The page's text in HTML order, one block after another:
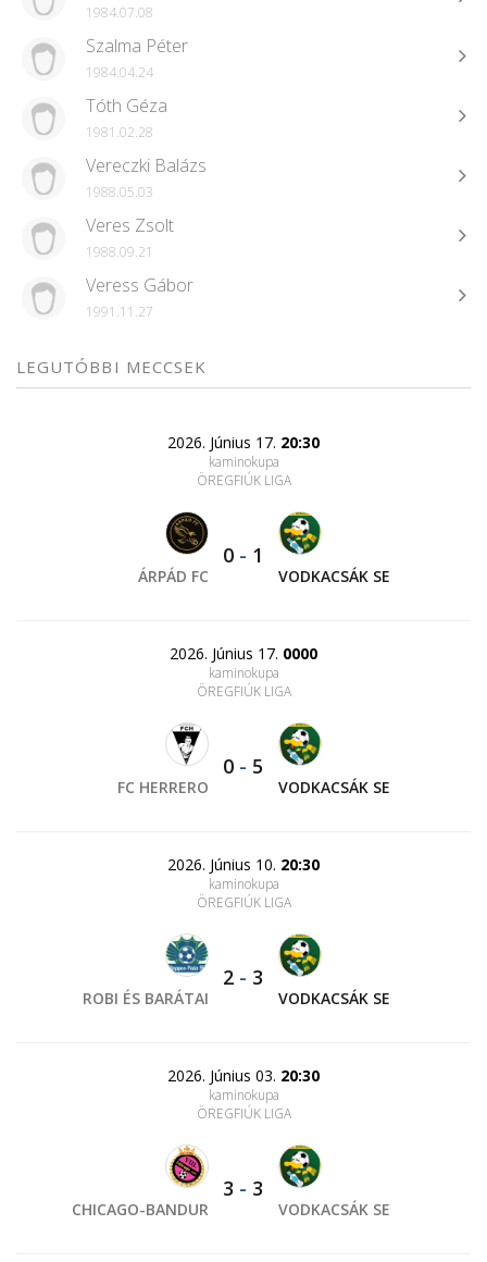
1984.07.08
Szalma Péter
1984.04.24
Tóth Géza
1981.02.28
Vereczki Balázs
1988.05.03
Veres Zsolt
1988.09.21
Veress Gábor
1991.11.27
LEGUTÓBBI MECCSEK
2026. Június 17. 20:30
kaminokupa
ÖREGFIÚK LIGA
ÁRPÁD FC
0 - 1
VODKACSÁK SE
2026. Június 17. 0000
kaminokupa
ÖREGFIÚK LIGA
FC HERRERO
0 - 5
VODKACSÁK SE
2026. Június 10. 20:30
kaminokupa
ÖREGFIÚK LIGA
ROBI ÉS BARÁTAI
2 - 3
VODKACSÁK SE
2026. Június 03. 20:30
kaminokupa
ÖREGFIÚK LIGA
CHICAGO-BANDUR
3 - 3
VODKACSÁK SE